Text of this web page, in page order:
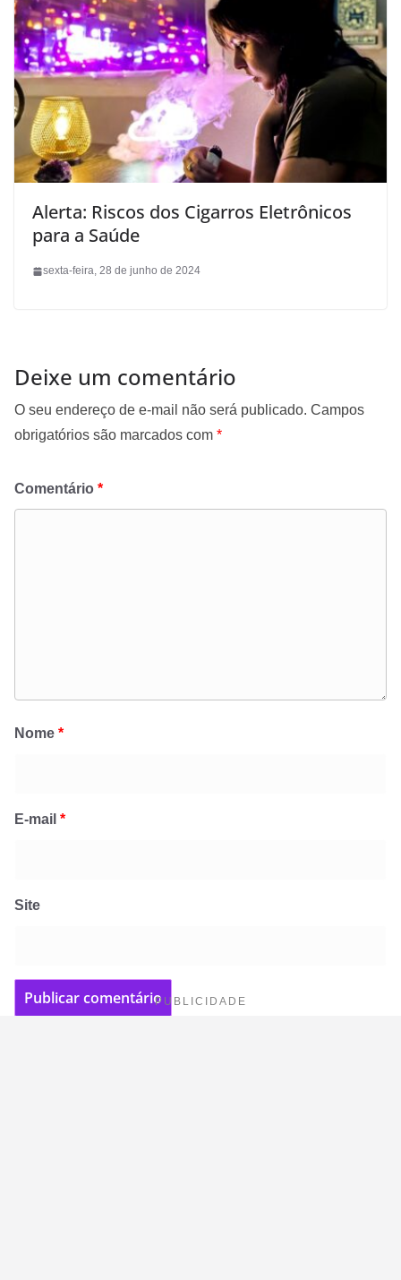
Alerta: Riscos dos Cigarros Eletrônicos
para a Saúde
sexta-feira, 28 de junho de 2024
Deixe um comentário
O seu endereço de e-mail não será publicado. Campos
obrigatórios são marcados com *
Comentário *
Nome *
E-mail *
Site
PUBLICIDADE